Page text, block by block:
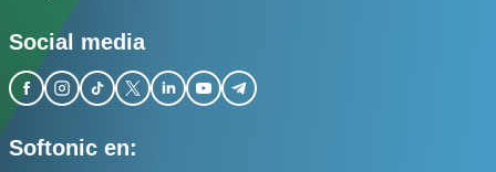
Social media
Softonic en: